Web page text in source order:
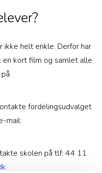
ikke helt enkle. Derfor har
kort film og samlet alle
fordelingsudvalget
mail:
skolen på tlf: 44 11